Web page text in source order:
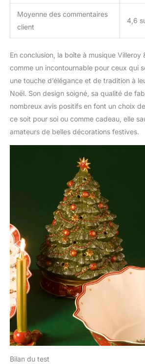
Moyenne des commentaires
client
4,6
En conclusion, la boîte à musique Villeroy
comme un incontournable pour ceux qui
une touche d’élégance et de tradition à
Noël. Son design soigné, sa qualité de
nombreux avis positifs en font un choix
ce soit pour soi ou comme cadeau, elle
amateurs de belles décorations festives.
Bilan du test